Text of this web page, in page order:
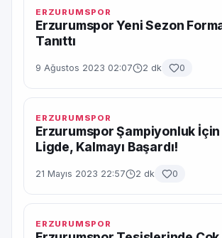
ERZURUMSPOR
Erzurumspor Yeni Sezon
Tanıttı
9 Ağustos 2023 02:07 2 dk 0
ERZURUMSPOR
Erzurumspor Şampiyonluk İçin
Ligde, Kalmayı Başardı!
21 Mayıs 2023 22:57 2 dk 0
ERZURUMSPOR